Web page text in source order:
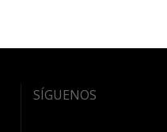
SÍGUENOS